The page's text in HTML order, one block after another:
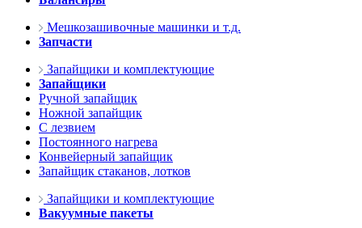
Мешкозашивочные машинки и т.д.
Запчасти
Запайщики и комплектующие
Запайщики
Ручной запайщик
Ножной запайщик
С лезвием
Постоянного нагрева
Конвейерный запайщик
Запайщик стаканов, лотков
Запайщики и комплектующие
Вакуумные пакеты